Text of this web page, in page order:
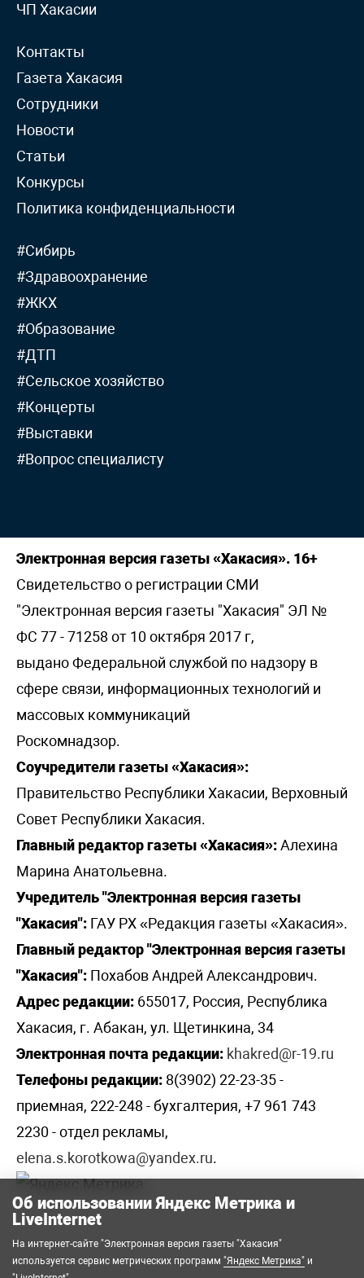
ЧП Хакасии
Контакты
Газета Хакасия
Сотрудники
Новости
Статьи
Конкурсы
Политика конфиденциальности
#Сибирь
#Здравоохранение
#ЖКХ
#Образование
#ДТП
#Сельское хозяйство
#Концерты
#Выставки
#Вопрос специалисту
Электронная версия газеты «Хакасия». 16+
Свидетельство о регистрации СМИ
"Электронная версия газеты "Хакасия" ЭЛ №
ФС 77 - 71258 от 10 октября 2017 г,
выдано Федеральной службой по надзору в
сфере связи, информационных технологий и
массовых коммуникаций
Роскомнадзор.
Соучредители газеты «Хакасия»:
Правительство Республики Хакасии, Верховный
Совет Республики Хакасия.
Главный редактор газеты «Хакасия»:Алехина
Марина Анатольевна.
Учредитель "Электронная версия газеты
"Хакасия": ГАУ РХ «Редакция газеты «Хакасия».
Главный редактор "Электронная версия газеты
"Хакасия": Похабов Андрей Александрович.
Адрес редакции: 655017, Россия, Республика
Хакасия, г. Абакан, ул. Щетинкина, 34
Электронная почта редакции: khakred@r-19.ru
Телефоны редакции: 8(3902) 22-23-35 -
приемная, 222-248 - бухгалтерия, +7 961 743
2230 - отдел рекламы,
elena.s.korotkowa@yandex.ru.
Об использовании Яндекс Метрика и
LiveInternet
На интернет-сайте "Электронная версия газеты "Хакасия"
используется сервис метрических программ "Яндекс Метрика" и